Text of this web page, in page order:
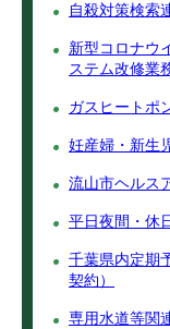
自殺対策検索
新型コロナウ
ステム改修業
ガスヒートポ
妊産婦・新生
流山市ヘルス
平日夜間・休
千葉県内定期
契約）
専用水道等関